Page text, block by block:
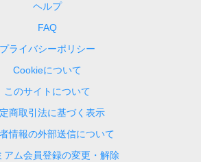
ヘルプ
FAQ
プライバシーポリシー
Cookieについて
このサイトについて
商取引法に基づく表示
情報の外部送信について
アム会員登録の変更・解除